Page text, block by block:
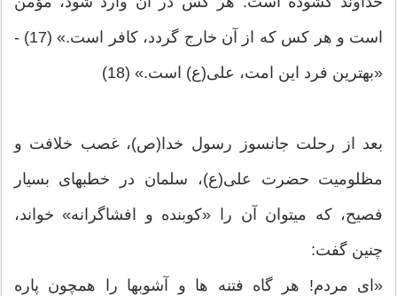
است و هر کس که از آن خارج گردد، کافر است.» (17) -
«بهترین فرد این امت، علی(ع) است.» (18)
بعد از رحلت جانسوز رسول خدا(ص)، غصب خلافت و
مظلومیت ‏حضرت علی(ع)، سلمان در خطبه‏ای بسیار
فصیح، که می‏توان آن را «کوبنده و افشاگرانه‏» خواند،
چنین گفت:
«ای مردم! هر گاه فتنه‏ ها و آشوبها را همچون پاره